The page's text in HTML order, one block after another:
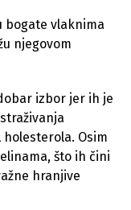
bogate vlaknima
njegovom
izbor jer ih je
holesterola. Osim
što ih čini
hranjive